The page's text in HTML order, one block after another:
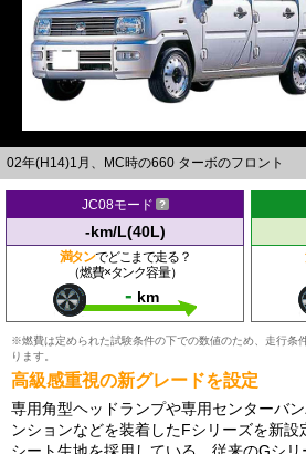
02年(H14)1月、MC時の660 ターボのフロント
JC08モード
-km/L(40L)
満タンでどこまで走る？
（燃費×タンク容量）
- km
※燃費は定められた試験条件の下での数値のため、走行条
ります。
高級感重視の新グレードを設定
専用角型ヘッドランプや専用センターバ
ンションなどを装着したFシリーズを新